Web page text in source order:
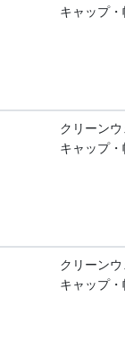
キャップ
クリーンウ
キャップ
クリーンウ
キャップ